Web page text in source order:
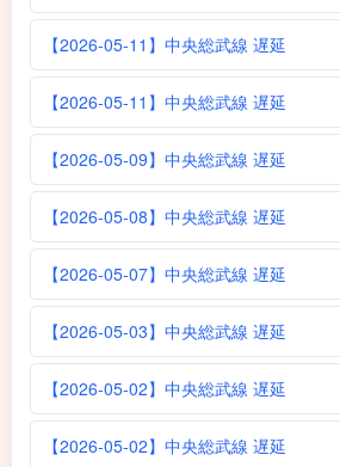
【2026-05-11】中央総武線 遅延
【2026-05-11】中央総武線 遅延
【2026-05-09】中央総武線 遅延
【2026-05-08】中央総武線 遅延
【2026-05-07】中央総武線 遅延
【2026-05-03】中央総武線 遅延
【2026-05-02】中央総武線 遅延
【2026-05-02】中央総武線 遅延